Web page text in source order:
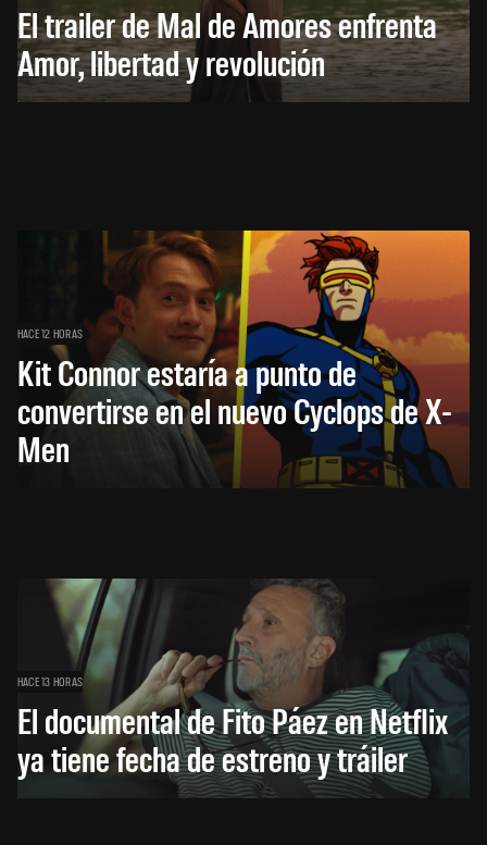
El trailer de Mal de Amores enfrenta
Amor, libertad y revolución
HACE 12 HORAS
Kit Connor estaría a punto de
convertirse en el nuevo Cyclops de X-
Men
HACE 13 HORAS
El documental de Fito Páez en Netflix
ya tiene fecha de estreno y tráiler